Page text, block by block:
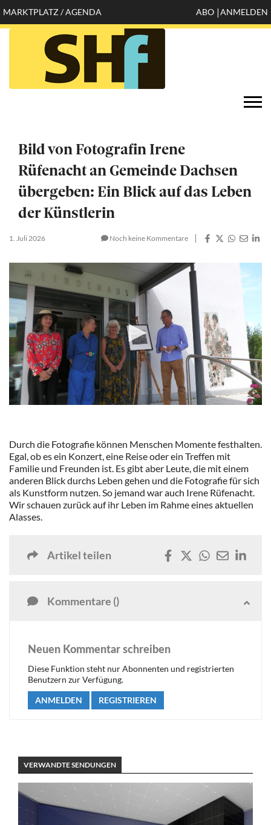
zum
Inhalt
Mobile
header
MARKTPLATZ / AGENDA ANMELDEN
ABO
Bild von Fotografin Irene
Rüfenacht an Gemeinde Dachsen
übergeben: Ein Blick auf das Leben
der Künstlerin
1. Juli 2026 Noch keine Kommentare
minutes,
5
seconds
Durch die Fotografie können Menschen Momente festhalten.
Egal, ob es ein Konzert, eine Reise oder ein Treffen mit
Familie und Freunden ist. Es gibt aber Leute, die mit einem
anderen Blick durchs Leben gehen und die Fotografie für sich
als Kunstform nutzen. So jemand war auch Irene Rüfenacht.
Wir schauen zurück auf ihr Leben im Rahme eines aktuellen
Alasses.
Artikel teilen
Kommentare ()
Neuen Kommentar schreiben
Diese Funktion steht nur Abonnenten und registrierten
Benutzern zur Verfügung.
ANMELDEN
REGISTRIEREN
VERWANDTE SENDUNGEN